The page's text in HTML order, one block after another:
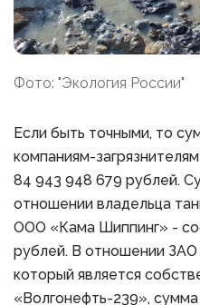
Фото: "Экология России"
Если быть точными, то
компаниям-
84 943 948 679 рублей.
отношении владельца
ООО «Кама Шиппинг» -
рублей. В отношении ЗАО
который является
«Волгонефть-239»,